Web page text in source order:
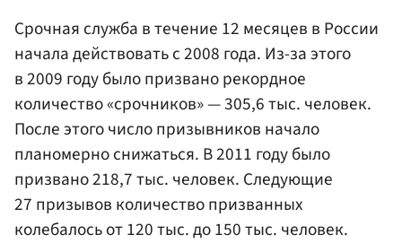
Срочная служба в течение 12 месяцев в России
начала действовать с 2008 года. Из-за этого
в 2009 году было призвано рекордное
количество «срочников» — 305,6 тыс. человек.
После этого число призывников начало
планомерно снижаться. В 2011 году было
призвано 218,7 тыс. человек. Следующие
27 призывов количество призванных
колебалось от 120 тыс. до 150 тыс. человек.